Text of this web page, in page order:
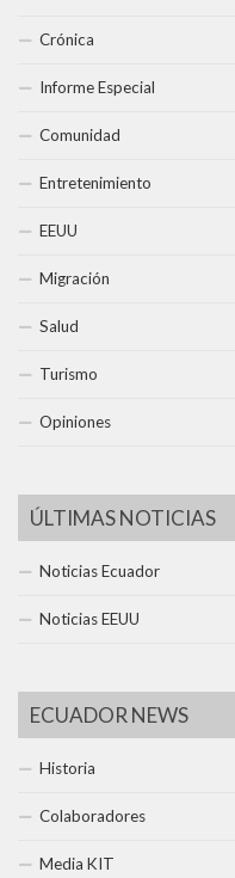
Crónica
Informe Especial
Comunidad
Entretenimiento
EEUU
Migración
Salud
Turismo
Opiniones
ÚLTIMAS NOTICIAS
Noticias Ecuador
Noticias EEUU
ECUADOR NEWS
Historia
Colaboradores
Media KIT